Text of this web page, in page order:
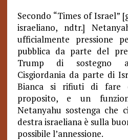
Secondo “Times of Israel”
israeliano, ndtr.]
ufficialmente pressione
pubblica da parte del
Trump di sostegno
Cisgiordania da parte di
Bianca si rifiuti di fare
proposito, e un
Netanyahu sostenga che
destra israeliana è sulla
possibile l’annessione.